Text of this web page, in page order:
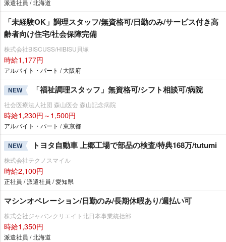
派遣社員 / 北海道
「未経験OK」調理スタッフ/無資格可/日勤のみ/サービス付き高
齢者向け住宅/社会保障完備
株式会社BISCUSS/HIBISU貝塚
時給1,177円
アルバイト・パート / 大阪府
NEW 「福祉調理スタッフ」無資格可/シフト相談可/病院
社会医療法人社団 森山医会 森山記念病院
時給1,230円～1,500円
アルバイト・パート / 東京都
NEW トヨタ自動車 上郷工場で部品の検査/特典168万/tutumi
株式会社テクノスマイル
時給2,100円
正社員 / 派遣社員 / 愛知県
マシンオペレーション/日勤のみ/長期休暇あり/週払い可
株式会社ジャパンクリエイト北日本事業統括部
時給1,350円
派遣社員 / 北海道